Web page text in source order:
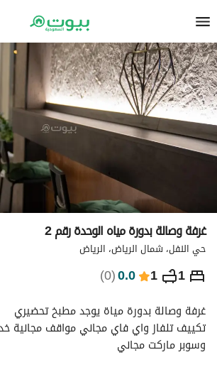
غرفة وصالة بدورة مياه الوحدة رقم 2
حي النفل، شمال الرياض، الرياض
1
1
0.0
(
0
) ⃁
379 ليلة
التفاصيل الاماكن القريبة
غرفة وصالة بدورة مياة يوجد مطبخ تحضيري
وسوبر ماركت مجاني